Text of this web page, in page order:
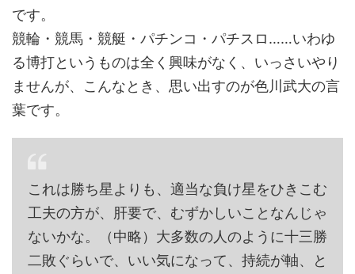
です。
競輪・競馬・競艇・パチンコ・パチスロ……いわゆ
る博打というものは全く興味がなく、いっさいやり
ませんが、こんなとき、思い出すのが色川武大の言
葉です。
これは勝ち星よりも、適当な負け星をひきこむ
工夫の方が、肝要で、むずかしいことなんじゃ
ないかな。（中略）大多数の人のように十三勝
二敗ぐらいで、いい気になって、持続が軸、と